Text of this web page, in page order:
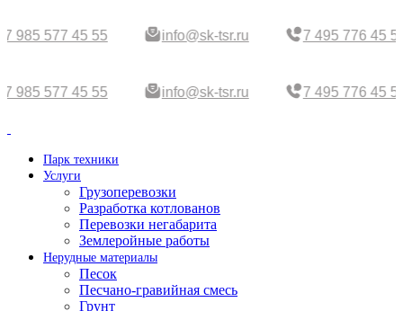
7 985 577 45 55 info@sk-tsr.ru 7 495 776 45
7 985 577 45 55 info@sk-tsr.ru 7 495 776 45
Парк техники
Услуги
Грузоперевозки
Разработка котлованов
Перевозки негабарита
Землеройные работы
Нерудные материалы
Песок
Песчано-гравийная смесь
Грунт